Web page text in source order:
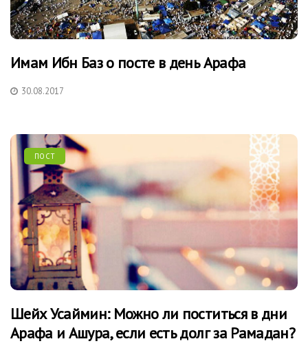
Имам Ибн Баз о посте в день Арафа
30.08.2017
ПОСТ
Шейх Усаймин: Можно ли поститься в дни
Арафа и Ашура, если есть долг за Рамадан?